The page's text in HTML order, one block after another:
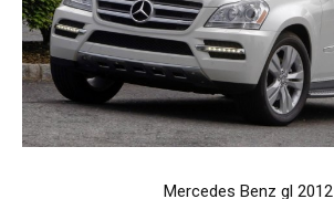
Mercedes Benz gl 2012